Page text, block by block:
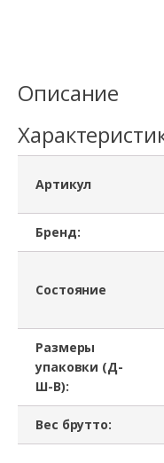
Описание
Артикул
Бренд:
Состояние
Размеры
упаковки (Д-
Ш-В):
Вес брутто: